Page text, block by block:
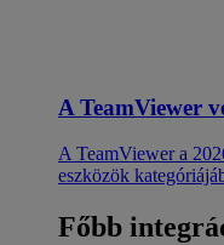
A TeamViewer
A TeamViewer a
eszközök
Főbb